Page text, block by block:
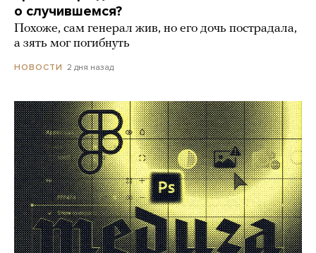
о случившемся?
Похоже, сам генерал жив, но его дочь пострадала,
а зять мог погибнуть
НОВОСТИ 2 дня назад